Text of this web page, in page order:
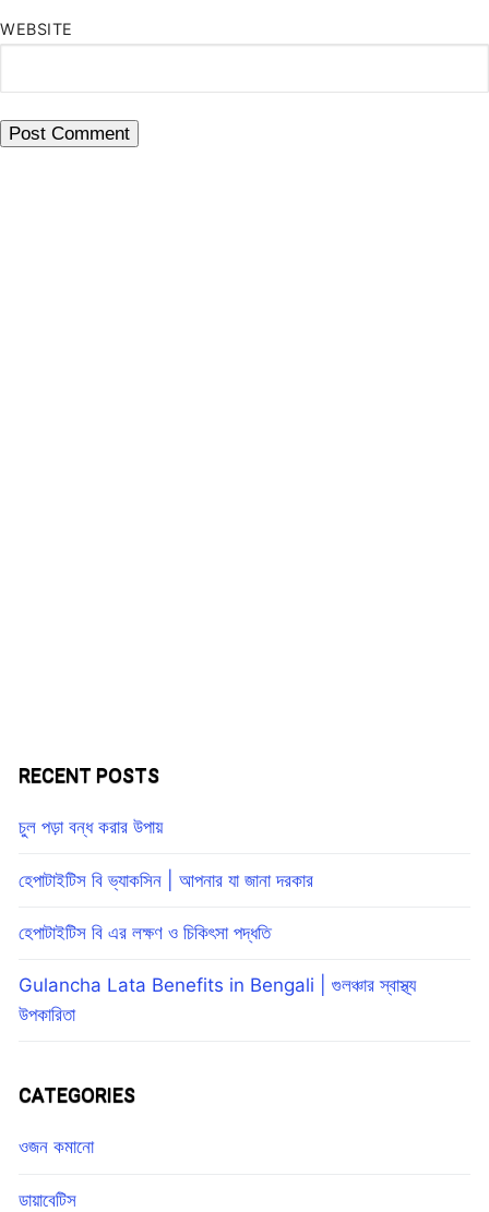
WEBSITE
RECENT POSTS
চুল পড়া বন্ধ করার উপায়
হেপাটাইটিস বি ভ্যাকসিন | আপনার যা জানা দরকার
হেপাটাইটিস বি এর লক্ষণ ও চিকিৎসা পদ্ধতি
Gulancha Lata Benefits in Bengali | গুলঞ্চার স্বাস্থ্য
উপকারিতা
CATEGORIES
ওজন কমানো
ডায়াবেটিস